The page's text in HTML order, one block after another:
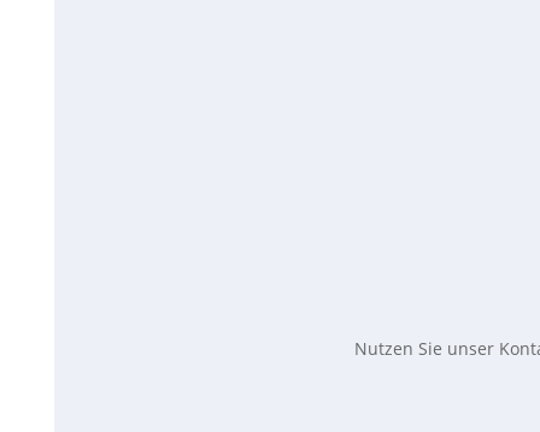
Nutzen Sie unser